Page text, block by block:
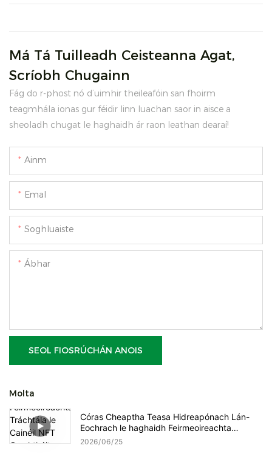
Má Tá Tuilleadh Ceisteanna Agat,
Scríobh Chugainn
Fág do r-phost nó d’uimhir theileafóin san fhoirm
teagmhála ionas gur féidir linn luachan saor in aisce a
sheoladh chugat le haghaidh ár raon leathan dearaí!
Ainm
Emal
Soghluaiste
Ábhar
SEOL FIOSRÚCHÁN ANOIS
Molta
Córas Cheaptha Teasa Hidreapónach Lán-
Eochrach le haghaidh Feirmeoireachta
Tráchtála le Cainéil NFT Comhtháite, Túir
2026 06 25